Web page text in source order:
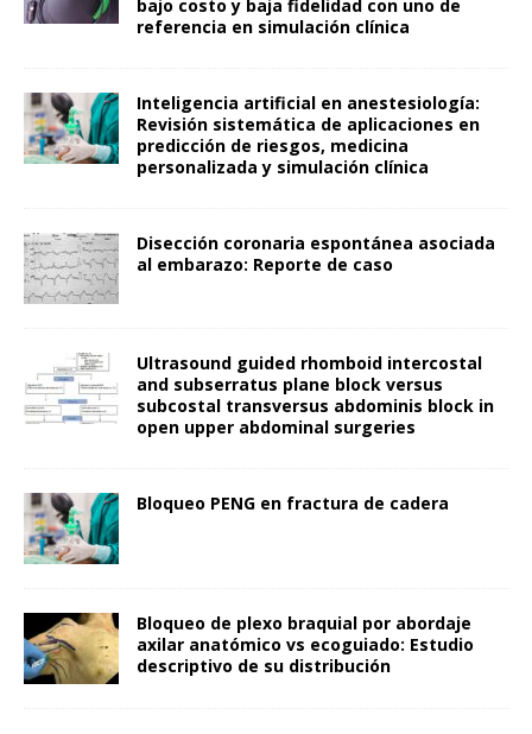
bajo costo y baja fidelidad con uno de
referencia en simulación clínica
Inteligencia artificial en anestesiología:
Revisión sistemática de aplicaciones en
predicción de riesgos, medicina
personalizada y simulación clínica
Disección coronaria espontánea asociada
al embarazo: Reporte de caso
Ultrasound guided rhomboid intercostal
and subserratus plane block versus
subcostal transversus abdominis block in
open upper abdominal surgeries
Bloqueo PENG en fractura de cadera
Bloqueo de plexo braquial por abordaje
axilar anatómico vs ecoguiado: Estudio
descriptivo de su distribución